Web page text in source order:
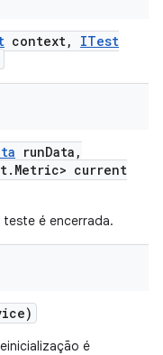
context,
ITest
runData ,
. Metric> current
é encerrada.
é